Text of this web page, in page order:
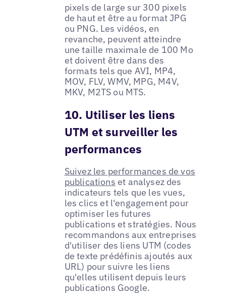
pixels de large sur 300 pixels
de haut et être au format JPG
ou PNG. Les vidéos, en
revanche, peuvent atteindre
une taille maximale de 100 Mo
et doivent être dans des
formats tels que AVI, MP4,
MOV, FLV, WMV, MPG, M4V,
MKV, M2TS ou MTS.
10. Utiliser les liens
UTM et surveiller les
performances
Suivez les performances de vos
publications et analysez des
indicateurs tels que les vues,
les clics et l'engagement pour
optimiser les futures
publications et stratégies. Nous
recommandons aux entreprises
d'utiliser des liens UTM (codes
de texte prédéfinis ajoutés aux
URL) pour suivre les liens
qu'elles utilisent depuis leurs
publications Google.